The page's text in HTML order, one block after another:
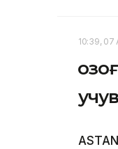
10:39, 07